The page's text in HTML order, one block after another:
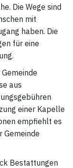
Die Wege sind
mit
haben. Die
für eine
aus
einer Kapelle
empfiehlt es
Gemeinde
Bestattungen